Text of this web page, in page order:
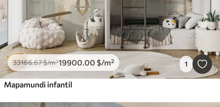
33166.67$/m²19900.00 $/m² 1
Mapamundi infantil